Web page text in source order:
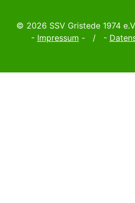
© 2026 SSV Gristede 1974
- Impressum - / -